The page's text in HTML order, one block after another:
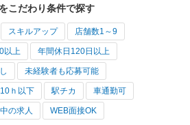
こだわり条件で探す
スキルアップ 店舗数1～9
以上 年間休日120日以上
未経験者も応募可能
ｈ以下 駅チカ 車通勤可
の求人 WEB面接OK